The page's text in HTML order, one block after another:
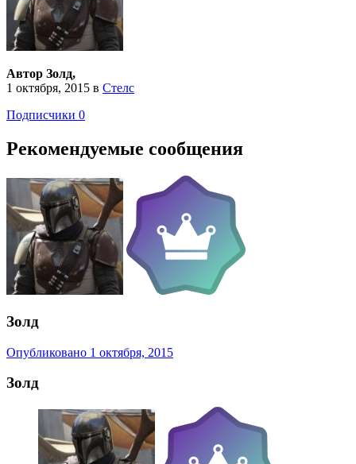
Автор Золд,
1 октября, 2015 в Стелс
Подписчики 0
Рекомендуемые сообщения
Золд
Опубликовано 1 октября, 2015
Золд